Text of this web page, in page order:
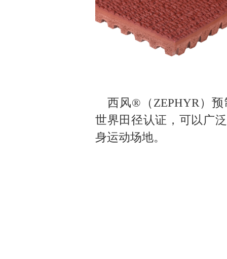
西风®（ZEPHYR）
世界田径认证，可以广
身运动场地。